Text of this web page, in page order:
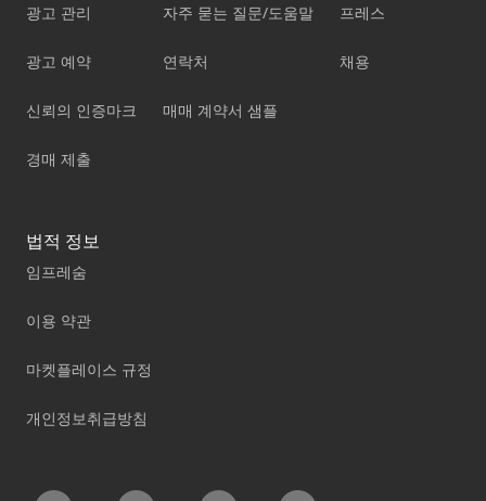
광고 관리
광고 예약
신뢰의 인증마크
경매 제출
자주 묻는 질문/도움말
연락처
매매 계약서 샘플
프레스
채용
법적 정보
임프레숨
이용 약관
마켓플레이스 규정
개인정보취급방침